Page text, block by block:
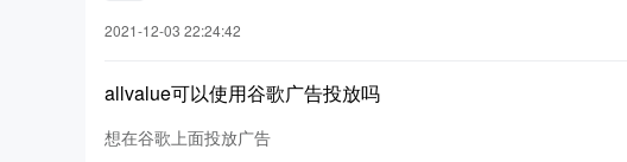
2021-12-03 22:24:42
allvalue可以使用谷歌广告投放吗
想在谷歌上面投放广告